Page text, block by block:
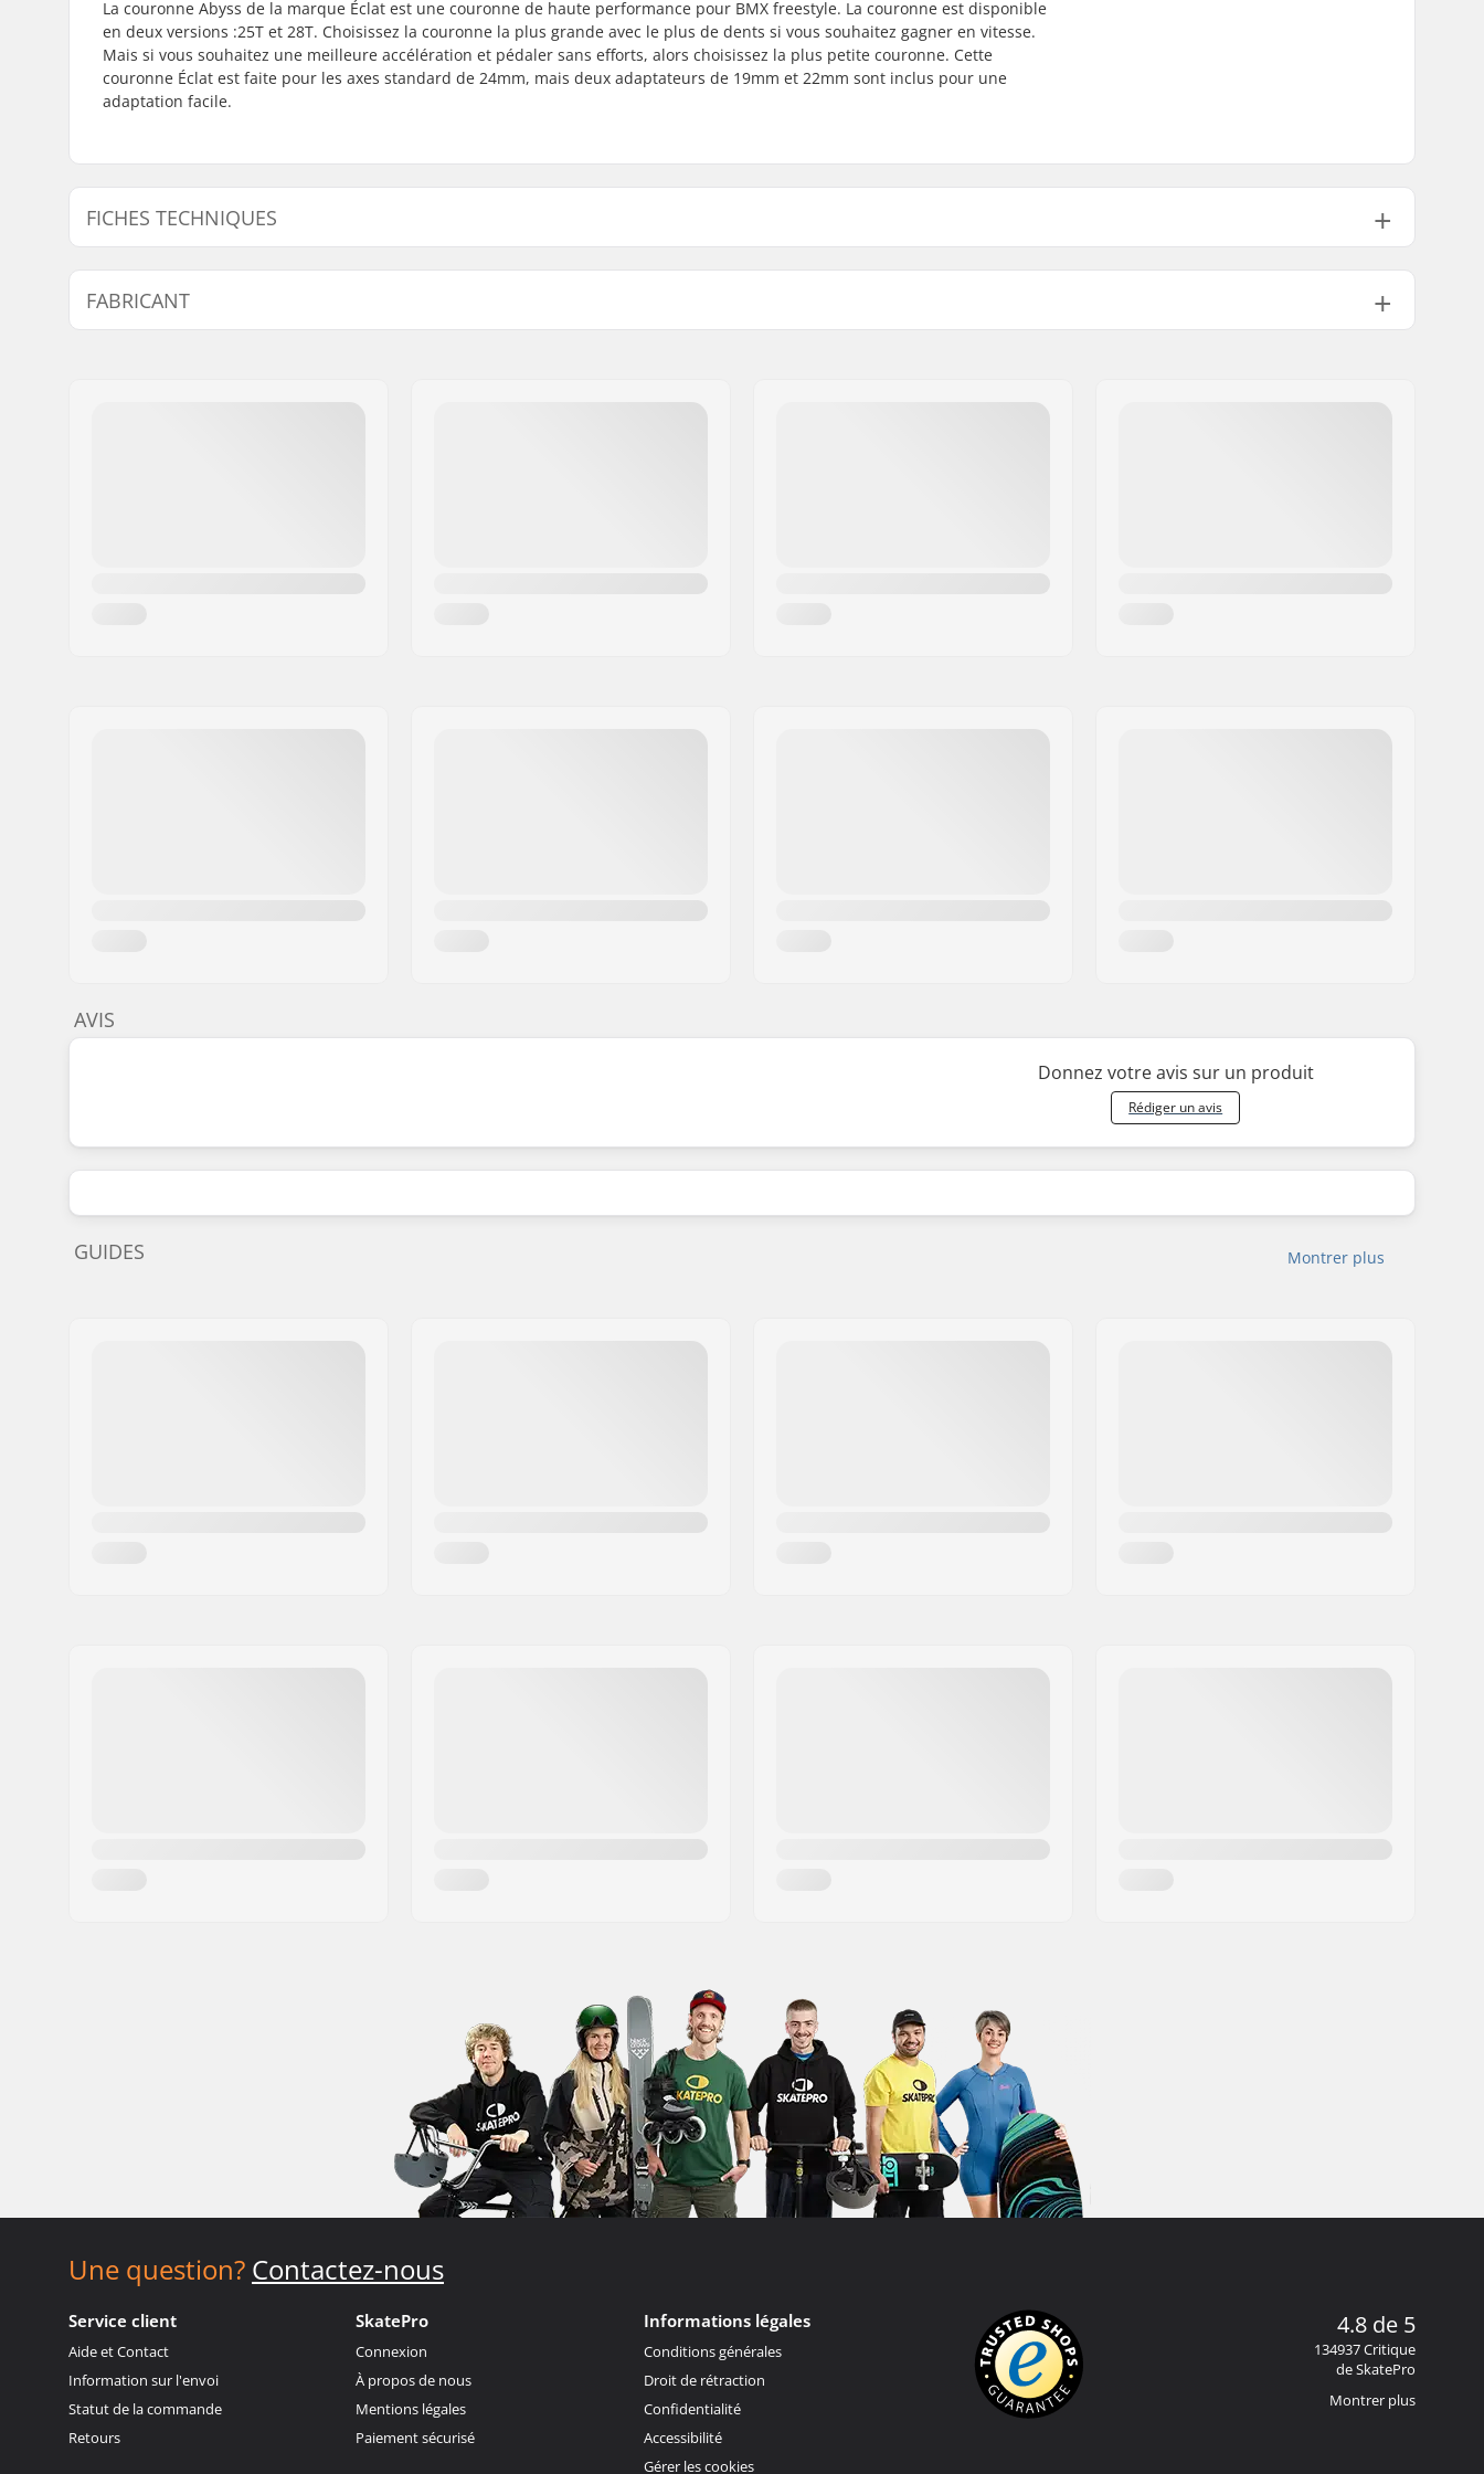
La couronne Abyss de la marque Éclat est une couronne de haute performance pour BMX freestyle. La couronne est disponible
en deux versions :25T et 28T. Choisissez la couronne la plus grande avec le plus de dents si vous souhaitez gagner en vitesse.
Mais si vous souhaitez une meilleure accélération et pédaler sans efforts, alors choisissez la plus petite couronne. Cette
couronne Éclat est faite pour les axes standard de 24mm, mais deux adaptateurs de 19mm et 22mm sont inclus pour une
adaptation facile.
FICHES TECHNIQUES
Nombre de pignons/dents:
25T, 28T
Montage des pignons:
Protège couronne: Non
FABRICANT
AVIS
Donnez votre avis sur un produit
Rédiger un avis
Montrer plus
GUIDES
Une question? Contactez-nous
Service client
Aide et Contact
Information sur l'envoi
Statut de la commande
Retours
SkatePro
Connexion
À propos de nous
Mentions légales
Paiement sécurisé
Informations légales
Conditions générales
Droit de rétraction
Confidentialité
Accessibilité
Gérer les cookies
4.8 de 5
134937 Critique
de SkatePro
Montrer plus